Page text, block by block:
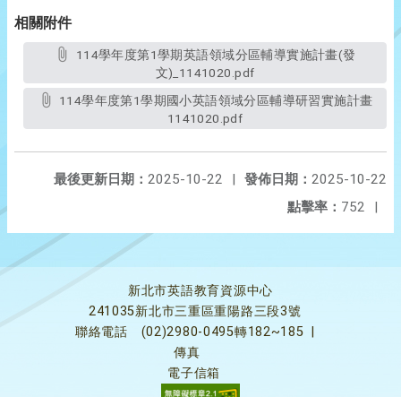
相關附件
文)_1141020.pdf
1141020.pdf
發佈日期： 2025-10-22
最後更新日期： 2025-10-22
|
點擊率： 752 |
新北市英語教育資源中心
241035新北市三重區重陽路三段3號
聯絡電話
(02)2980-0495轉182~185
傳真
電子信箱